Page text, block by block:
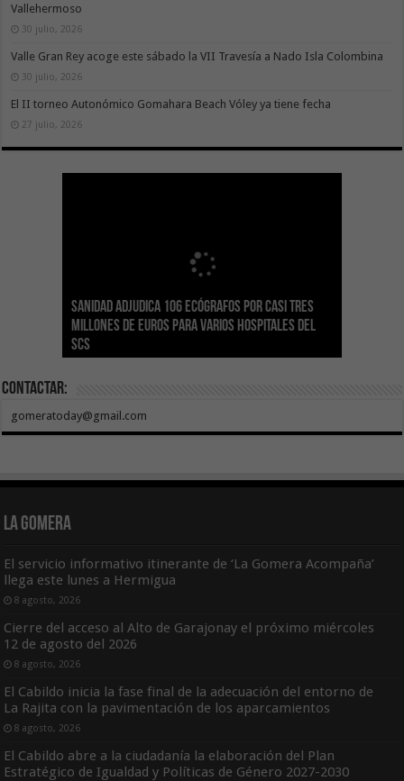
Vallehermoso
30 julio, 2026
Valle Gran Rey acoge este sábado la VII Travesía a Nado Isla Colombina
30 julio, 2026
El II torneo Autonómico Gomahara Beach Vóley ya tiene fecha
27 julio, 2026
Sanidad adjudica 106 ecógrafos por casi tres
millones de euros para varios hospitales del
SCS
Gesplan logra la máxima puntuación en el
Índice de Transparencia de Canarias por cuarto
año consecutivo
El Gobierno canario concede ayudas del
POSEICAN-Pesca al sector por valor de 7,09 M€
tras aumentar las cuantías
Transición Ecológica coordina con Ashotel su
adhesión a la Red de Refugios Climáticos de
Canarias
Visocan incorpora 170 pisos a su parque de
vivienda protegida en régimen de alquiler
asequible de Tenerife
Sanidad refuerza la capacidad diagnóstica de
los centros de salud con el impulso de la
ecografía clínica
Contactar:
gomeratoday@gmail.com
La Gomera
El servicio informativo itinerante de ‘La Gomera Acompaña’
llega este lunes a Hermigua
8 agosto, 2026
Cierre del acceso al Alto de Garajonay el próximo miércoles
12 de agosto del 2026
8 agosto, 2026
El Cabildo inicia la fase final de la adecuación del entorno de
La Rajita con la pavimentación de los aparcamientos
8 agosto, 2026
El Cabildo abre a la ciudadanía la elaboración del Plan
Estratégico de Igualdad y Políticas de Género 2027-2030